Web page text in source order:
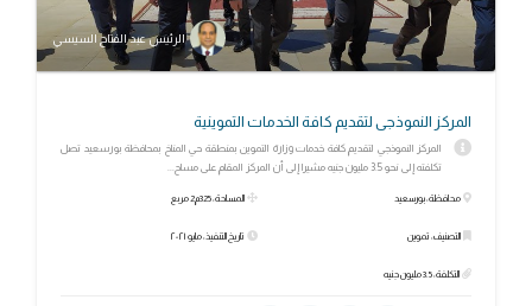
الرئيس عبد الفتاح السيسي
المركز النموذجى لتقديم كافة الخدمات التموينية
المركز النموذجي لتقديم كافة خدمات وزارة التموين بمنطقة حي المناخ بمحافظة بورسعيد تصل
تكلفته إلى نحو 3.5 مليون جنيه مشيرا إلى أن المركز المقام على مساح...
محافظة: بورسعيد
التصنيف: تموين
التكلفة: 3.5 مليون جنيه
المساحة: 325م2 مربع
تاريخ التنفيذ: مايو ٢٠٢١